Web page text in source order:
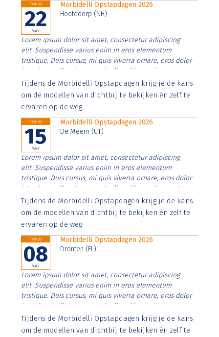
Friday
22
MAY
Morbidelli Opstapdagen 2026
Hoofddorp (NH)
Lorem ipsum dolor sit amet, consectetur adipiscing
elit. Suspendisse varius enim in eros elementum
tristique. Duis cursus, mi quis viverra ornare, eros dolor
interdum nulla, ut commodo diam libero vitae erat.
Aenean faucibus nibh et justo cursus id rutrum lorem
imperdiet. Nunc ut sem vitae risus tristique posuere.
Tijdens de Morbidelli Opstapdagen krijg je de kans
om de modellen van dichtbij te bekijken én zelf te
ervaren op de weg.
Friday
15
MAY
Morbidelli Opstapdagen 2026
De Meern (UT)
Lorem ipsum dolor sit amet, consectetur adipiscing
elit. Suspendisse varius enim in eros elementum
tristique. Duis cursus, mi quis viverra ornare, eros dolor
interdum nulla, ut commodo diam libero vitae erat.
Aenean faucibus nibh et justo cursus id rutrum lorem
imperdiet. Nunc ut sem vitae risus tristique posuere.
Tijdens de Morbidelli Opstapdagen krijg je de kans
om de modellen van dichtbij te bekijken én zelf te
ervaren op de weg.
Friday
08
MAY
Morbidelli Opstapdagen 2026
Dronten (FL)
Lorem ipsum dolor sit amet, consectetur adipiscing
elit. Suspendisse varius enim in eros elementum
tristique. Duis cursus, mi quis viverra ornare, eros dolor
interdum nulla, ut commodo diam libero vitae erat.
Aenean faucibus nibh et justo cursus id rutrum lorem
imperdiet. Nunc ut sem vitae risus tristique posuere.
Tijdens de Morbidelli Opstapdagen krijg je de kans
om de modellen van dichtbij te bekijken én zelf te